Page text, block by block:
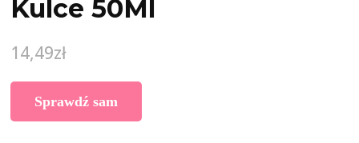
Kulce 50Ml
14,49zł
Sprawdź sam